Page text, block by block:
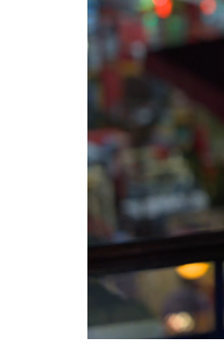
Upali
zvuk